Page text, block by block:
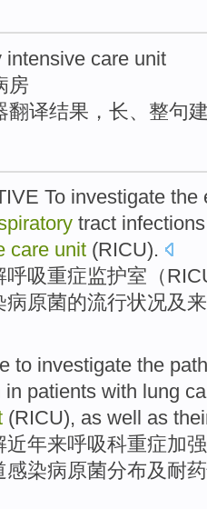
intensive care unit
房
翻译结果，长、整句
To investigate the
tract infections
care unit (RICU).
呼吸重症监护室（
病原菌的流行状况及
to investigate the
in patients with lung
(RICU), as well as
近年来呼吸科重症加强
感染病原菌分布及耐药